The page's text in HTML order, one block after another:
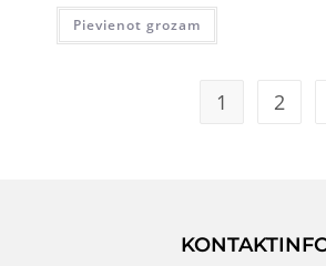
Pievienot grozam
1 2